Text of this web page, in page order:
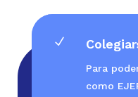
N
Para
como